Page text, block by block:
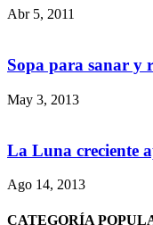
Abr 5, 2011
Sopa para sanar y
May 3, 2013
La Luna creciente
Ago 14, 2013
CATEGORÍA